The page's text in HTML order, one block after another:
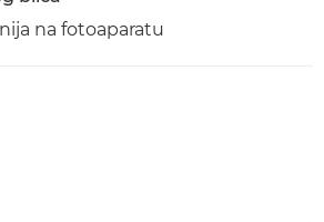
na fotoaparatu